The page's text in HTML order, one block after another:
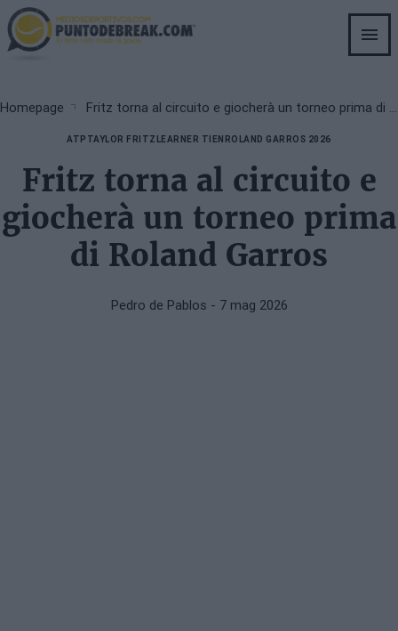
Skip
to
main
Breadcrumb
Homepage
ATP TAYLOR FRITZ LEARNER TIEN ROLAND GARROS 2026
Fritz torna al circuito e
giocherà un torneo prima
di Roland Garros
Pedro de Pablos - 7 mag 2026